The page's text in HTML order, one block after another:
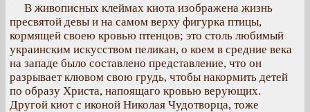
В живописных клеймах киота изображена жизнь
пресвятой девы и на самом верху фигурка птицы,
кормящей своею кровью птенцов; это столь любимый
украинским искусством пеликан, о коем в средние века
на западе было составлено представление, что он
разрывает клювом свою грудь, чтобы накормить детей
по образу Христа, напоящаго кровью верующих.
Другой киот с иконой Николая Чудотворца, тоже